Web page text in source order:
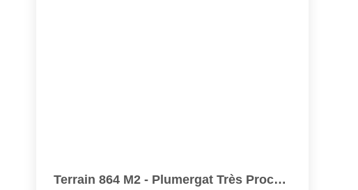
Terrain 864 M2 - Plumergat Très Proche De Sainte Anne...